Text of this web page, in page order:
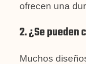
ofrecen una
2. ¿Se
Muchos